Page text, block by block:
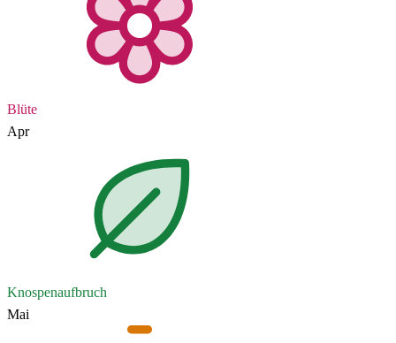
Blüte
Apr
Knospenaufbruch
Mai